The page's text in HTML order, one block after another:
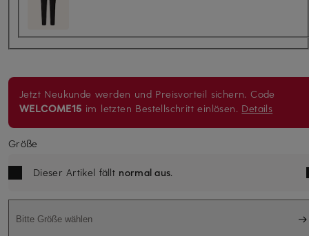
Jetzt Neukunde werden und Preisvorteil sichern. Code
WELCOME15 im letzten Bestellschritt einlösen. Details
Größe
Dieser Artikel fällt normal aus.
Bitte Größe wählen